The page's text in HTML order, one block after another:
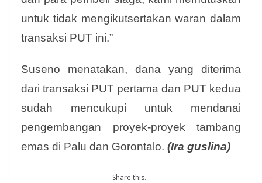
untuk tidak mengikutsertakan waran dalam
transaksi PUT ini.”
Suseno menatakan, dana yang diterima
dari transaksi PUT pertama dan PUT kedua
sudah mencukupi untuk mendanai
pengembangan proyek-proyek tambang
emas di Palu dan Gorontalo. (Ira guslina)
Share this...